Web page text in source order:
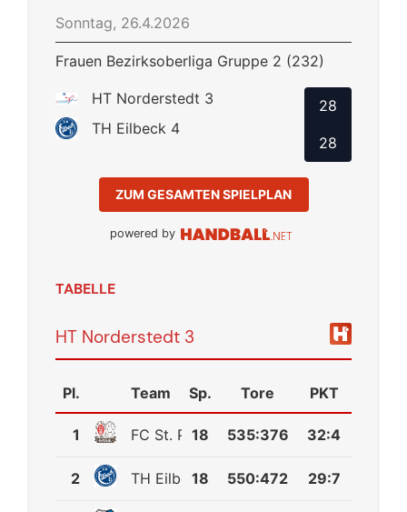
Sonntag, 26.4.2026
Frauen Bezirksoberliga Gruppe 2 (232)
HT Norderstedt 3
TH Eilbeck 4
28
28
ZUM GESAMTEN SPIELPLAN
powered by
TABELLE
HT Norderstedt 3
Pl. Team Sp. Tore PKT
1 FC St. Pauli 3
18 535:376 32:4
2 TH Eilbeck 4
18 550:472 29:7